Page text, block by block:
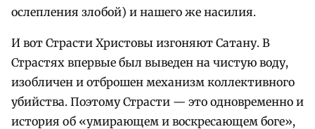
ослепления злобой) и нашего же насилия.
И вот Страсти Христовы изгоняют Сатану. В
Страстях впервые был выведен на чистую воду,
изобличен и отброшен механизм коллективного
убийства. Поэтому Страсти — это одновременно и
история об «умирающем и воскресающем боге»,